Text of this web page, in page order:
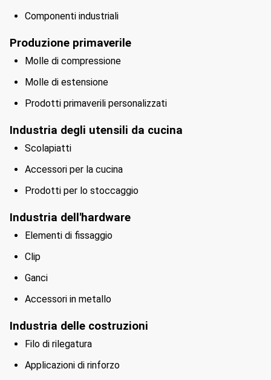
Componenti industriali
Produzione primaverile
Molle di compressione
Molle di estensione
Prodotti primaverili personalizzati
Industria degli utensili da cucina
Scolapiatti
Accessori per la cucina
Prodotti per lo stoccaggio
Industria dell'hardware
Elementi di fissaggio
Clip
Ganci
Accessori in metallo
Industria delle costruzioni
Filo di rilegatura
Applicazioni di rinforzo